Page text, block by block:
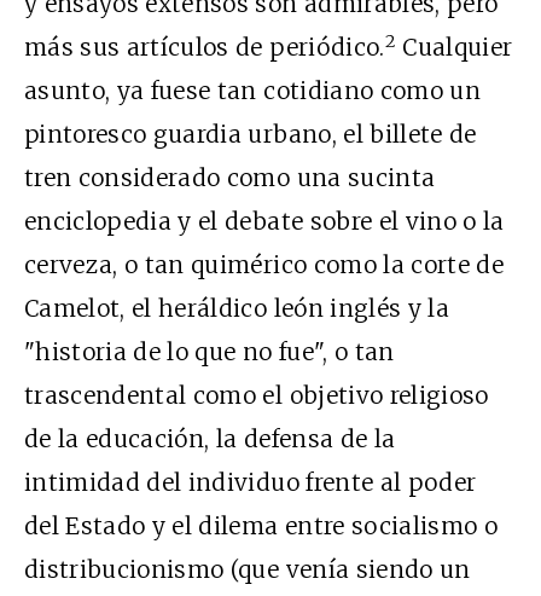
más sus artículos de periódico.2 Cualquier
asunto, ya fuese tan cotidiano como un
pintoresco guardia urbano, el billete de
tren considerado como una sucinta
enciclopedia y el debate sobre el vino o la
cerveza, o tan quimérico como la corte de
Camelot, el heráldico león inglés y la
"historia de lo que no fue", o tan
trascendental como el objetivo religioso
de la educación, la defensa de la
intimidad del individuo frente al poder
del Estado y el dilema entre socialismo o
distribucionismo (que venía siendo un